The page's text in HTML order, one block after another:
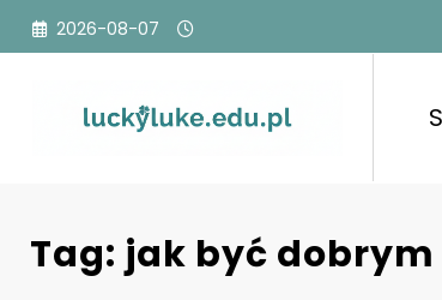
Przejdź
2026-08-07
Tag: jak być